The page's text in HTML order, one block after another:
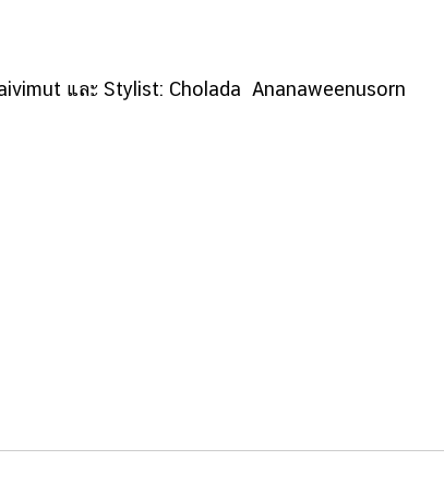
และ Stylist: Cholada Ananaweenusorn